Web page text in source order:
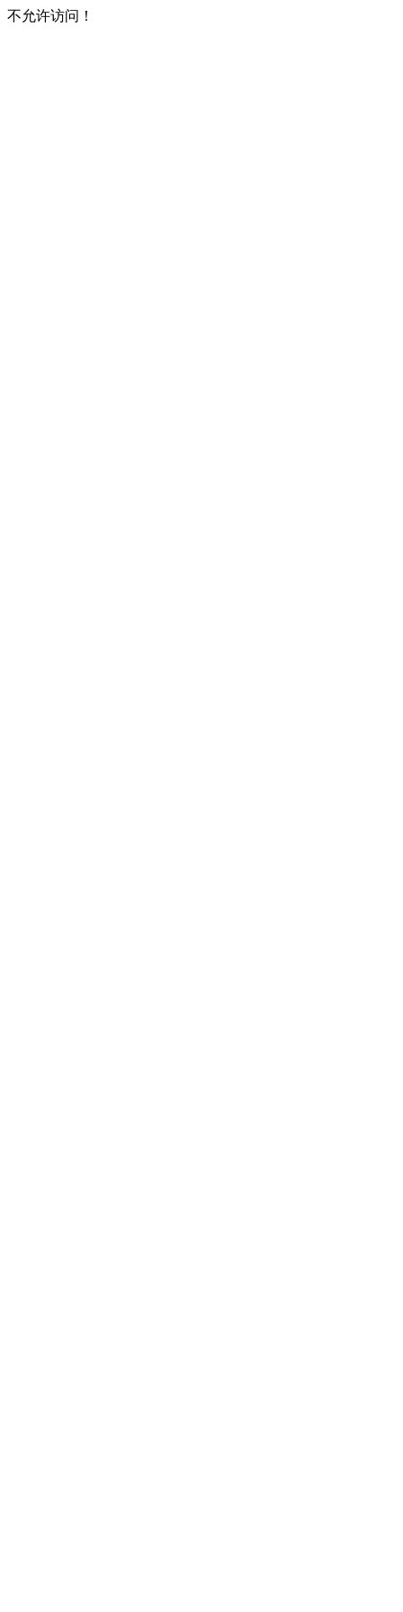
不允许访问！